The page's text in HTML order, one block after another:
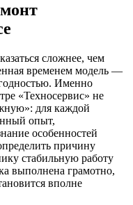
сложнее, чем
временем модель —
Именно
«Техносервис» не
для каждой
опыт,
особенностей
причину
стабильную работу
выполнена грамотно,
вполне